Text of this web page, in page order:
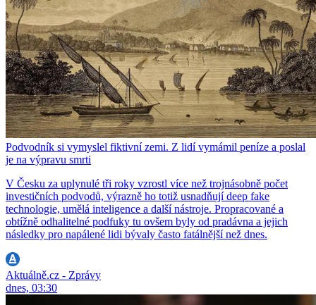
Podvodník si vymyslel fiktivní zemi. Z lidí vymámil peníze a poslal
je na výpravu smrti
V Česku za uplynulé tři roky vzrostl více než trojnásobně počet
investičních podvodů, výrazně ho totiž usnadňují deep fake
technologie, umělá inteligence a další nástroje. Propracované a
obtížně odhalitelné podfuky tu ovšem byly od pradávna a jejich
následky pro napálené lidi bývaly často fatálnější než dnes.
Aktuálně.cz - Zprávy
dnes, 03:30